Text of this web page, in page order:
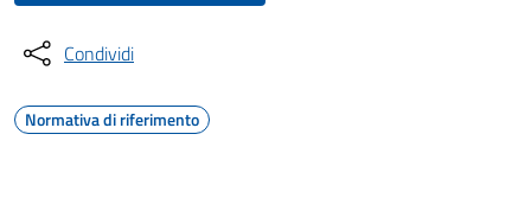
Condividi
Normativa di riferimento